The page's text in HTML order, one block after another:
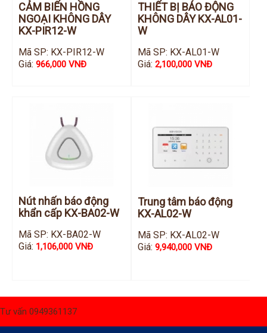
CẢM BIẾN HỒNG
NGOẠI KHÔNG DÂY
KX-PIR12-W
Mã SP: KX-PIR12-W
Giá:966,000 VNĐ
THIẾT BỊ BÁO ĐỘNG
KHÔNG DÂY KX-AL01-
W
Mã SP: KX-AL01-W
Giá: 2,100,000 VNĐ
Nút nhấn báo động
khẩn cấp KX-BA02-W
Mã SP: KX-BA02-W
Giá: 1,106,000 VNĐ
Trung tâm báo động
KX-AL02-W
Mã SP: KX-AL02-W
Giá: 9,940,000 VNĐ
Tư vấn 0949361137